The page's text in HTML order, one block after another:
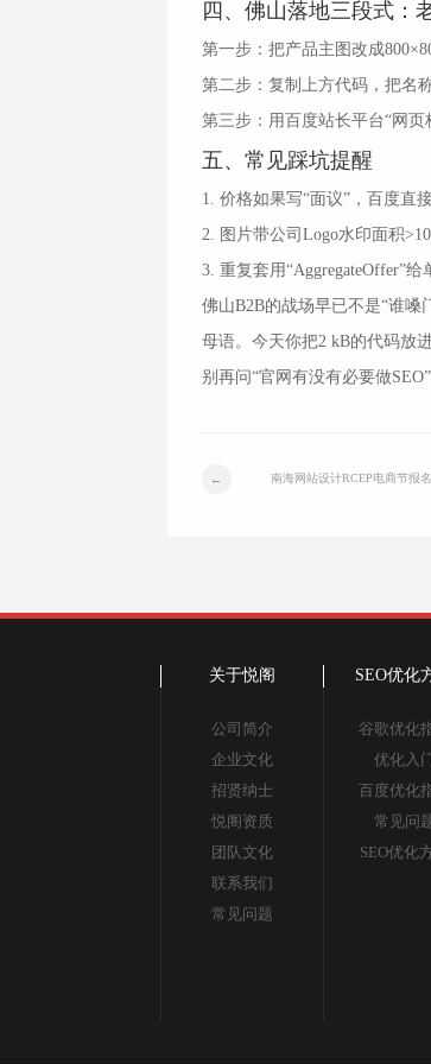
四、佛山落地三段式：
第一步：把产品主图改成
第二步：复制上方代码，把名
第三步：用百度站长平台“网页
五、常见踩坑提醒
1. 价格如果写“面议”，百度直
2. 图片带公司Logo水印面积
3. 重复套用“AggregateOffer”
佛山B2B的战场早已不是“谁嗓
母语。今天你把2 kB的代码放
别再问“官网有没有必要做
南海网站设计RCEP电商节报
关于悦阁
公司简介
企业文化
招贤纳士
悦阁资质
团队文化
联系我们
常见问题
SEO优化
谷歌优化
优化入
百度优化
常见问
SEO优化